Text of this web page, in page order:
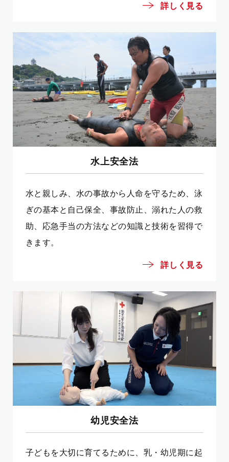
詳しく見る
水上安全法
水と親しみ、水の事故から人命を守るため、泳
ぎの基本と自己保全、事故防止、溺れた人の救
助、応急手当の方法などの知識と技術を習得で
きます。
詳しく見る
幼児安全法
子どもを大切に育てるために、乳・幼児期に起